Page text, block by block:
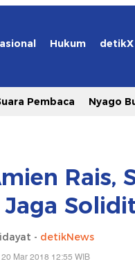
Hukum detikX
Pembaca Nyago
Rais,
- detikNews
Mar 2018 12:55 WIB